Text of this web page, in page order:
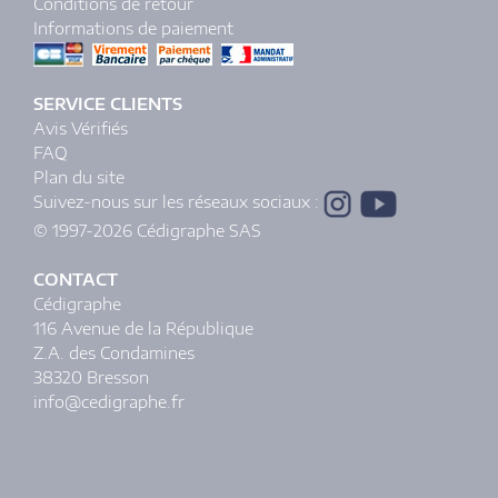
Informations de paiement
SERVICE CLIENTS
Avis Vérifiés
FAQ
Plan du site
Suivez-nous sur les réseaux sociaux :
© 1997-2026 Cédigraphe SAS
CONTACT
Cédigraphe
116 Avenue de la République
Z.A. des Condamines
38320 Bresson
info@cedigraphe.fr